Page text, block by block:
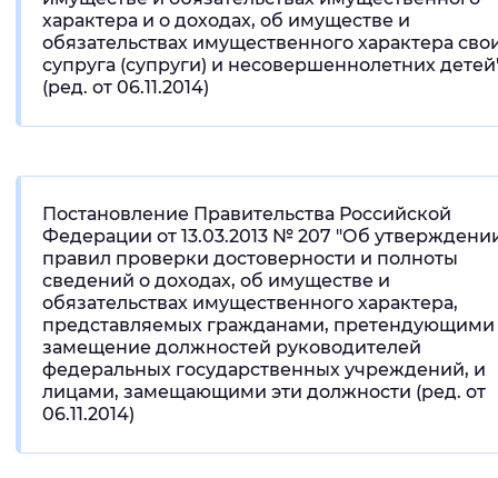
характера и о доходах, об имуществе и
обязательствах имущественного характера
супруга (супруги) и несовершеннолетних
(ред. от 06.11.2014)
Постановление Правительства Российской
Федерации от 13.03.2013 № 207 "Об
правил проверки достоверности и полноты
сведений о доходах, об имуществе и
обязательствах имущественного характера,
представляемых гражданами, претендующими
замещение должностей руководителей
федеральных государственных учреждений, и
лицами, замещающими эти должности (ред. от
06.11.2014)